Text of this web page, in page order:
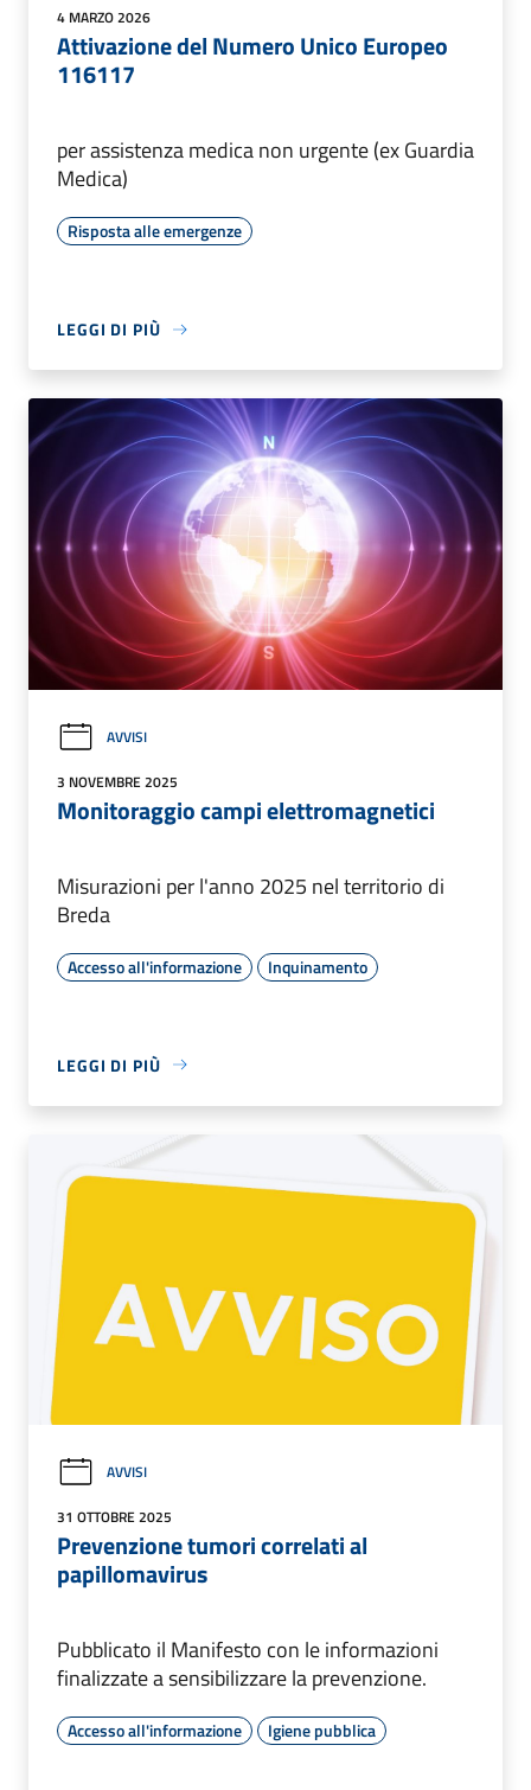
4 MARZO 2026
Attivazione del Numero Unico Europeo
116117
per assistenza medica non urgente (ex Guardia
Medica)
Risposta alle emergenze
LEGGI DI PIÙ
AVVISI
3 NOVEMBRE 2025
Monitoraggio campi elettromagnetici
Misurazioni per l'anno 2025 nel territorio di
Breda
Accesso all'informazione Inquinamento
LEGGI DI PIÙ
AVVISI
31 OTTOBRE 2025
Prevenzione tumori correlati al
papillomavirus
Pubblicato il Manifesto con le informazioni
finalizzate a sensibilizzare la prevenzione.
Accesso all'informazione Igiene pubblica